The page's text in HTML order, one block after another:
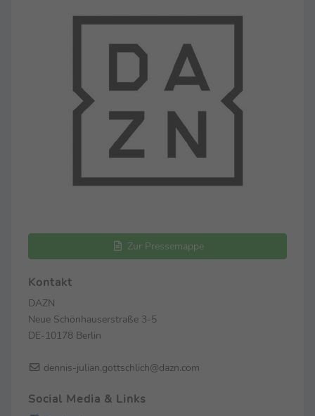
Zur Pressemappe
Kontakt
DAZN
Neue Schönhauserstraße 3-5
DE-10178 Berlin
dennis-julian.gottschlich@dazn.com
Social Media & Links